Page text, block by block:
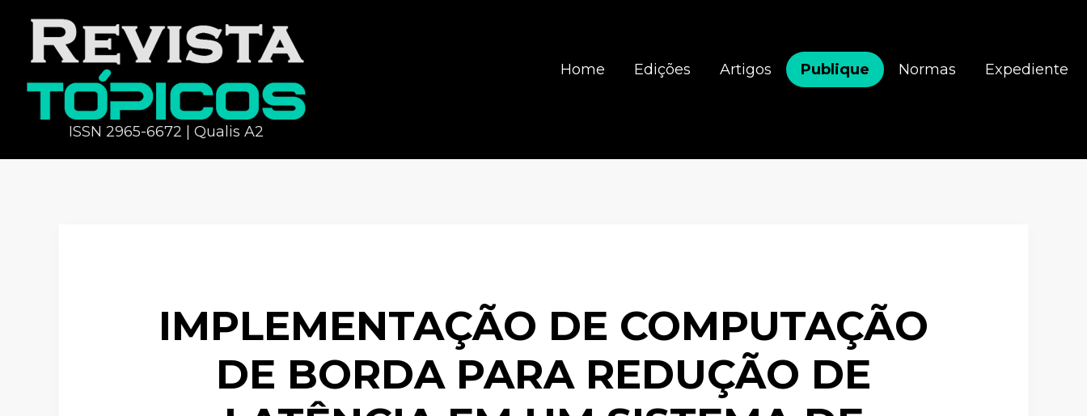
ISSN 2965-6672 | Qualis A2
Home Edições Artigos Publique Normas Expediente
IMPLEMENTAÇÃO DE COMPUTAÇÃO
DE BORDA PARA REDUÇÃO DE